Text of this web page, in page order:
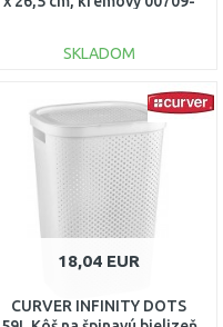
SKLADOM
DO KOŠÍKA
Porovnať
18,04 EUR
CURVER INFINITY DOTS